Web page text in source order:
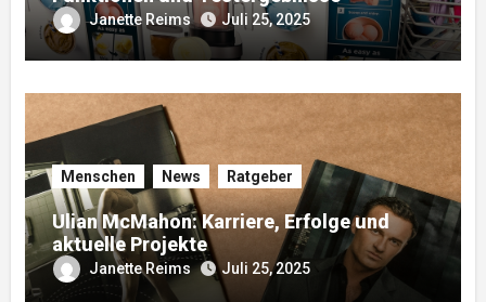
Janette Reims Juli 25, 2025
Menschen News Ratgeber
Ulian McMahon: Karriere, Erfolge und
aktuelle Projekte
Janette Reims Juli 25, 2025